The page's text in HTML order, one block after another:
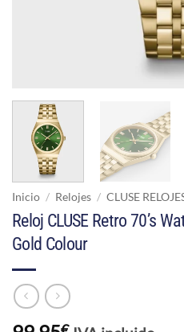
Inicio / Relojes / CLUSE
Reloj CLUSE Retro 70’s
Gold Colour